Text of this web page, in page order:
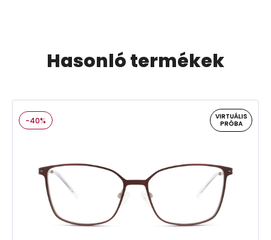
Hasonló termékek
-40%
VIRTUÁLIS
PRÓBA